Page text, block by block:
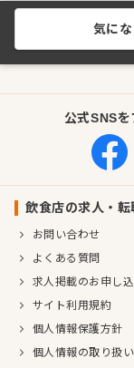
気に
公式SNSを
飲食店の求人・
お問い合わせ
よくある質問
求人掲載のお申し
サイト利用規約
個人情報保護方針
個人情報の取り扱